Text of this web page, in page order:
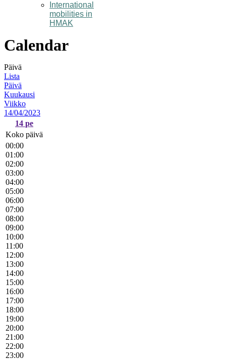
International
mobilities in
HMAK
Calendar
Päivä
Lista
Päivä
Kuukausi
Viikko
14/04/2023
14 pe
Koko päivä
00:00
01:00
02:00
03:00
04:00
05:00
06:00
07:00
08:00
09:00
10:00
11:00
12:00
13:00
14:00
15:00
16:00
17:00
18:00
19:00
20:00
21:00
22:00
23:00